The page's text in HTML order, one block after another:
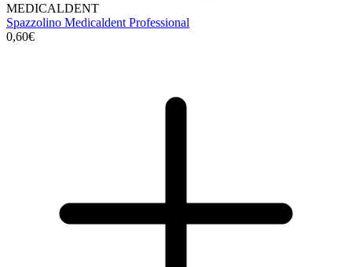
MEDICALDENT
Spazzolino Medicaldent Professional
0,60€